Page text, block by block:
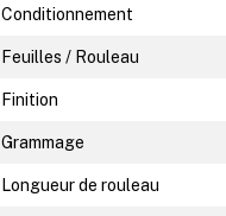
Conditionnement
Feuilles / Rouleau
Finition
Grammage
Longueur de rouleau